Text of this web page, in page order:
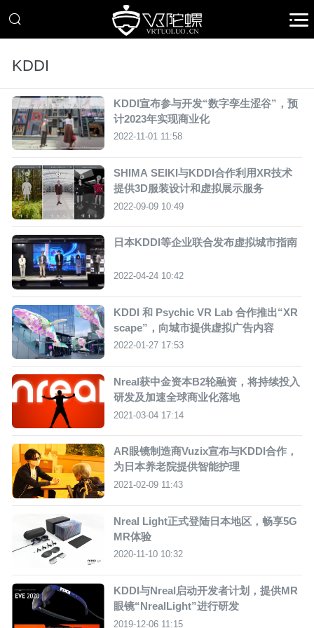
KDDI
KDDI宣布参与开发“数字孪生涩谷”，预
计2023年实现商业化
2022-11-01 11:58
SHIMA SEIKI与KDDI合作利用XR技术
提供3D服装设计和虚拟展示服务
2022-09-09 10:49
日本KDDI等企业联合发布虚拟城市指南
2022-04-24 10:42
KDDI 和 Psychic VR Lab 合作推出“XR
scape”，向城市提供虚拟广告内容
2022-01-27 17:53
Nreal获中金资本B2轮融资，将持续投入
研发及加速全球商业化落地
2021-03-04 17:14
AR眼镜制造商Vuzix宣布与KDDI合作，
为日本养老院提供智能护理
2021-02-09 11:43
Nreal Light正式登陆日本地区，畅享5G
MR体验
2020-11-10 10:32
KDDI与Nreal启动开发者计划，提供MR
眼镜“NrealLight”进行研发
2019-12-06 11:15